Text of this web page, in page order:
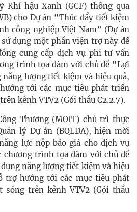
Khí hậu Xanh (GCF) thông qua
cho Dự án “Thúc đẩy tiết kiệm
công nghiệp Việt Nam” (Dự án
sử dụng một phần viện trợ này để
cung cấp dịch vụ phi tư vấn
trình tọa đàm với chủ đề “Lợi
năng lượng tiết kiệm và hiệu quả,
tới các mục tiêu phát triển
kênh VTV2 (Gói thầu C2.2.7).
Thương (MOIT) chủ trì thực
lý Dự án (BQLDA), hiện mời
lực nộp báo giá cho dịch vụ
chương trình tọa đàm với chủ đề
năng lượng tiết kiệm và hiệu
trợ hướng tới các mục tiêu phát
sóng trên kênh VTV2 (Gói thầu